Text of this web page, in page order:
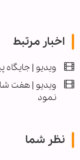
اخبار مرتبط
ویدیو |
ویدیو | هفت
نمود
نظر شما